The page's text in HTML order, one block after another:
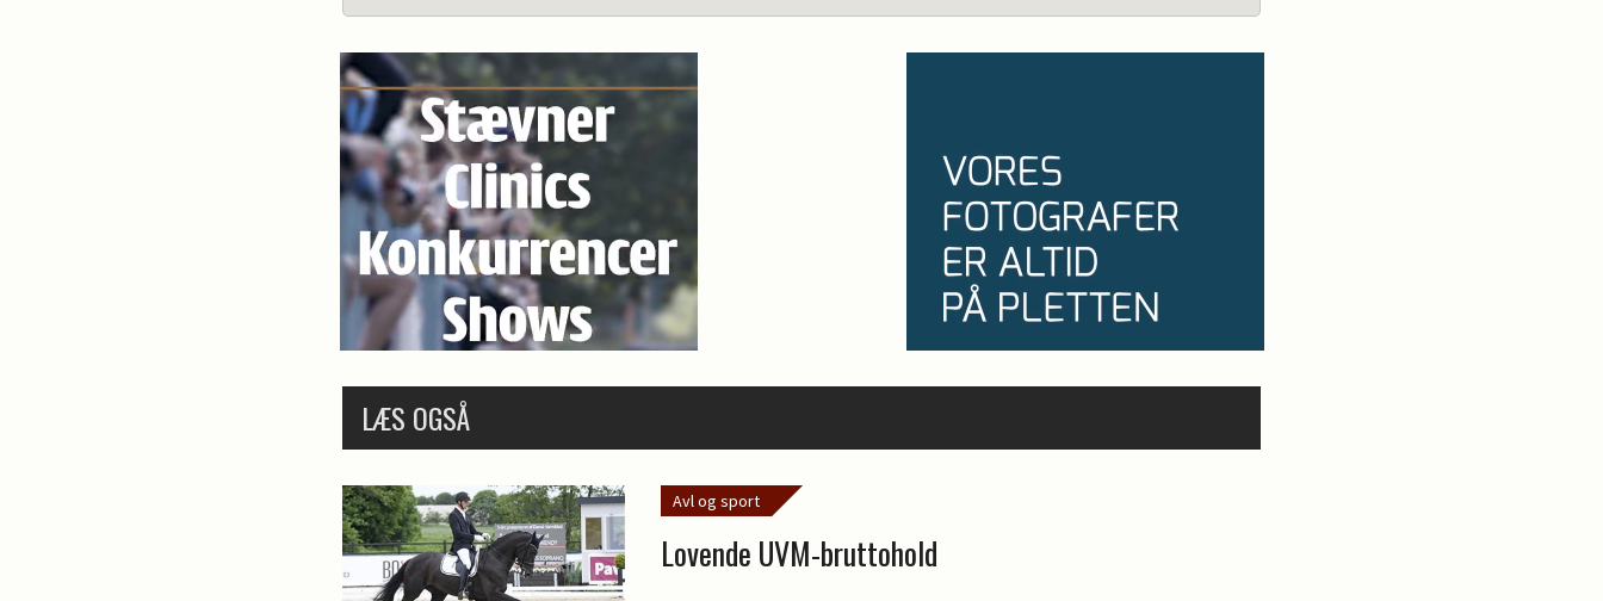
LÆS OGSÅ
Avl og sport
Lovende UVM-bruttohold